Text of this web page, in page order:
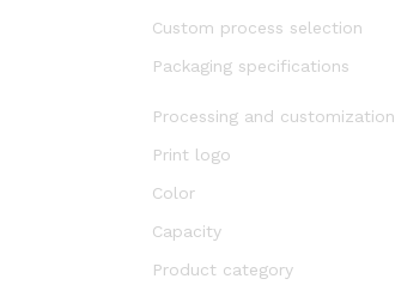
Custom process selection
Packaging specifications
Processing and customization
Print logo
Color
Capacity
Product category